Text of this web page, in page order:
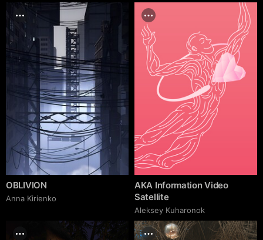
OBLIVION
Anna Kirienko
AKA Information Video
Satellite
Aleksey Kuharonok